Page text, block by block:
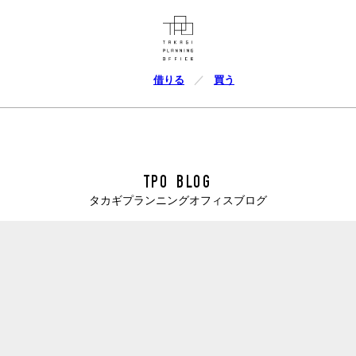
借りる 買う
TPO BLOG
タカギプランニングオフィスブログ